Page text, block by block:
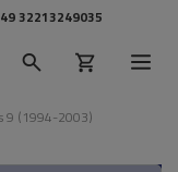
32213249035
9 (1994-2003)